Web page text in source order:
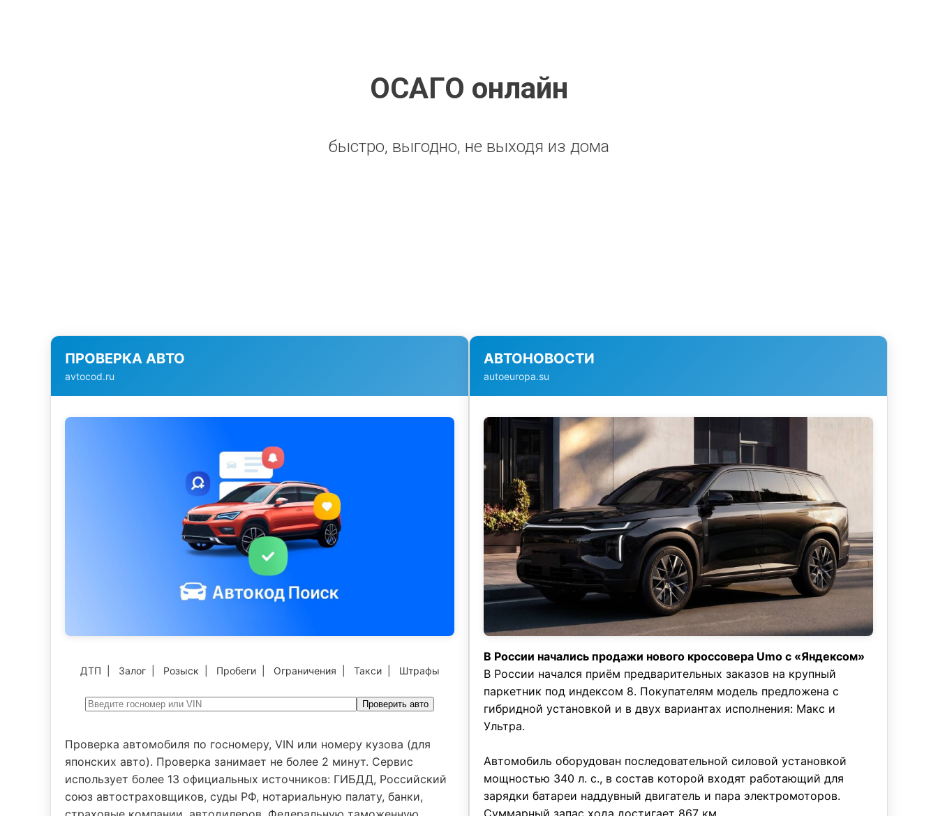
ОСАГО онлайн
быстро, выгодно, не выходя из дома
ПРОВЕРКА АВТО
avtocod.ru
ДТП Залог| Розыск Пробеги| Ограничения Такси| Штрафы
Проверить авто
Проверка автомобиля по госномеру, VIN или номеру кузова (для
японских авто). Проверка занимает не более 2 минут. Сервис
использует более 13 официальных источников: ГИБДД, Российский
союз автостраховщиков, суды РФ, нотариальную палату, банки,
АВТОНОВОСТИ
autoeuropa.su
В России начались продажи нового кроссовера Umo с «Яндексом»
В России начался приём предварительных заказов на крупный
паркетник под индексом 8. Покупателям модель предложена с
гибридной установкой и в двух вариантах исполнения: Макс и
Ультра.
Автомобиль оборудован последовательной силовой установкой
мощностью 340 л. с., в состав которой входят работающий для
зарядки батареи наддувный двигатель и пара электромоторов.
Суммарный запас хода достигает 867 км.